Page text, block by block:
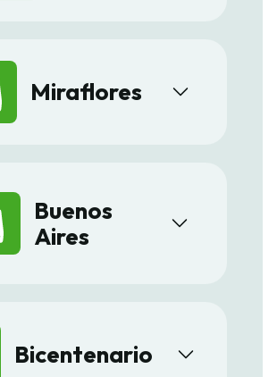
Miraflores
Buenos
Aires
Bicentenario